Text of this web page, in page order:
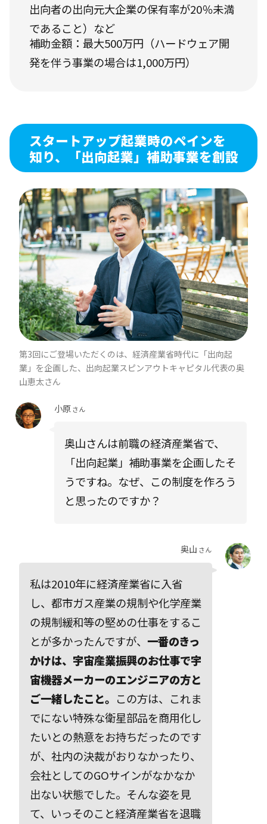
出向者の出向元大企業の保有率が20％未満
であること）など
補助金額：最大500万円（ハードウェア開
発を伴う事業の場合は1,000万円）
スタートアップ起業時のペインを
知り、「出向起業」補助事業を創設
第3回にご登場いただくのは、経済産業省時代に「出向起
業」を企画した、出向起業スピンアウトキャピタル代表の奥
山恵太さん
小原さん
奥山さんは前職の経済産業省で、
「出向起業」補助事業を企画したそ
うですね。なぜ、この制度を作ろう
と思ったのですか？
奥山 さん
私は2010年に経済産業省に入省
し、都市ガス産業の規制や化学産業
の規制緩和等の堅めの仕事をするこ
とが多かったんですが、 一番のきっ
かけは、宇宙産業振興のお仕事で宇
宙機器メーカーのエンジニアの方と
ご一緒したこと。 この方は、これま
でにない特殊な衛星部品を商用化し
たいとの熱意をお持ちだったのです
が、社内の決裁がおりなかったり、
会社としてのGOサインがなかなか
出ない状態でした。そんな姿を見
て、いっそのこと経済産業省を退職